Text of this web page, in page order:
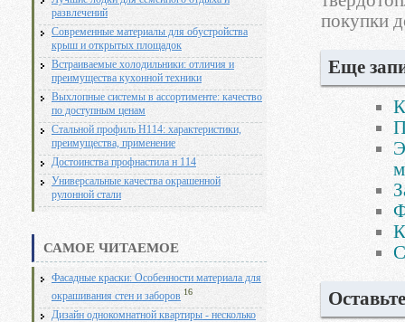
развлечений
Современные материалы для обустройства
крыш и открытых площадок
Встраиваемые холодильники: отличия и
преимущества кухонной техники
Выхлопные системы в ассортименте: качество
по доступным ценам
Стальной профиль Н114: характеристики,
преимущества, применение
Достоинства профнастила н 114
Универсальные качества окрашенной
рулонной стали
САМОЕ ЧИТАЕМОЕ
Фасадные краски: Особенности материала для
окрашивания стен и заборов 16
Дизайн однокомнатной квартиры - несколько
покупки
Еще